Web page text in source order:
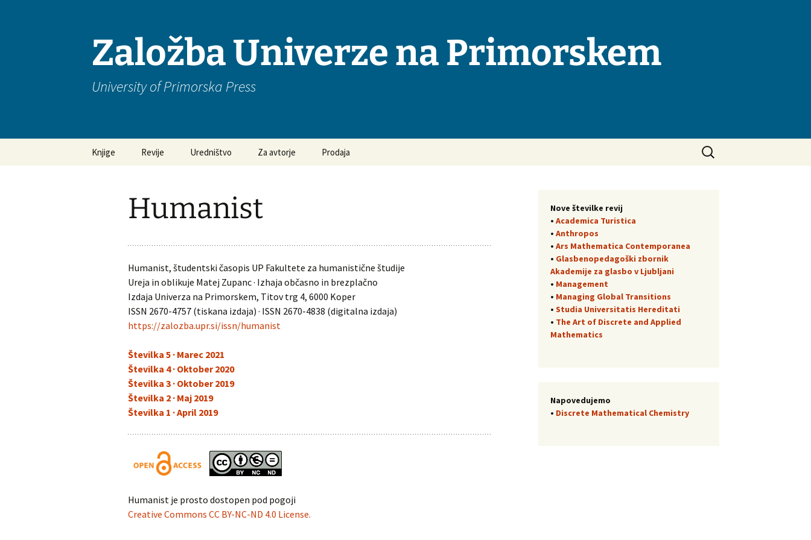
Založba Univerze na Primorskem
University of Primorska Press
Knjige
Humanistika
Naravoslovje Intuition, Imagination and
Innovation
in Suicidology Conference
Psihologija
Zdravstvene vede
Revije
Anthropos
Contemporanea
Discrete Mathematical
Chemistry
Management
Managing Global
Studia universitatis
hereditati
The Art of Discrete and
Applied Mathematics
Uredništvo Za avtorje
Navodila za pripravo
Pravni akti
Prodaja
Išči:
Humanist
Humanist, študentski časopis UP Fakultete za humanistične študije
Ureja in oblikuje Matej Zupanc · Izhaja občasno in brezplačno
Izdaja Univerza na Primorskem, Titov trg 4, 6000 Koper
ISSN 2670-4757 (tiskana izdaja) · ISSN 2670-4838 (digitalna izdaja)
https://zalozba.upr.si/issn/humanist
Številka 5 · Marec 2021
Številka 4 · Oktober 2020
Številka 3 · Oktober 2019
Številka 2 · Maj 2019
Številka 1 · April 2019
Humanist je prosto dostopen pod pogoji
Creative Commons CC BY-NC-ND 4.0 License.
Nove številke revij
• Academica Turistica
• Anthropos
• Ars Mathematica Contemporanea
• Glasbenopedagoški zbornik
Akademije za glasbo v Ljubljani
• Management
• Managing Global Transitions
• Studia Universitatis Hereditati
• The Art of Discrete and Applied
Mathematics
Napovedujemo
• Discrete Mathematical Chemistry